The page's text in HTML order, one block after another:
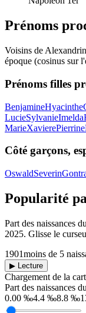
Prénoms
Voisins de
époque (cosinus sur
Prénoms filles
BenjamineHyacinthe
LucieSylvanieImelda
MarieXavierePierrine
Côté garçons,
OswaldSeverin
Popularité
Part des naissances
2025. Glisse le
1901moins de 5
▶ Lecture
Chargement de la
Part des naissances
0.00 ‰4.4 ‰8.8 ‰